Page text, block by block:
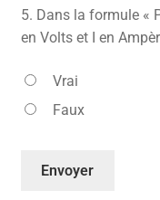
5. Dans la formule «
en Volts et I en
Vrai
Faux